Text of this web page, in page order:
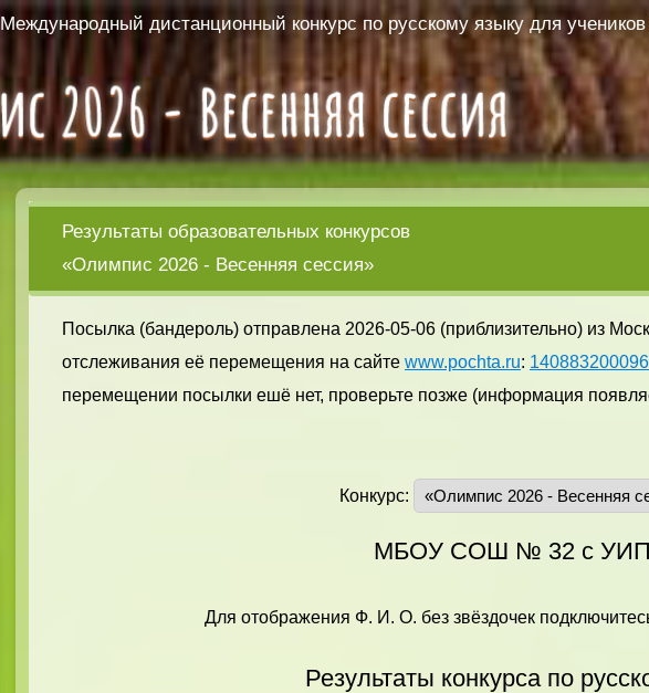
Международный дистанционный конкурс по русскому языку для учеников
Результаты образовательных конкурсов
«Олимпис 2026 - Весенняя сессия»
Посылка (бандероль) отправлена 2026-05-06 (приблизительно) из
отслеживания её перемещения на сайте www.pochta.ru:
перемещении посылки ешё нет, проверьте позже (информация
Конкурс:
МБОУ СОШ № 32 с
Для отображения Ф. И. О. без звёздочек
Результаты конкурса по